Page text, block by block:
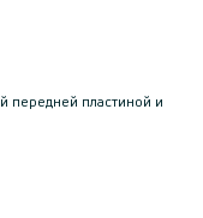
передней пластиной и